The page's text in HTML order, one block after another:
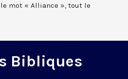
mot « Alliance », tout le
Bibliques